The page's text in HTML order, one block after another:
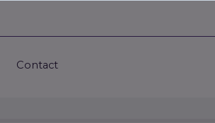
Contact